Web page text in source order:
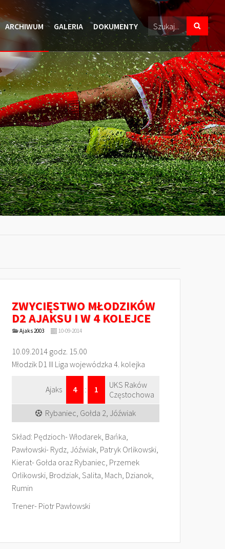
ARCHIWUM GALERIA DOKUMENTY
ZWYCIĘSTWO MŁODZIKÓW
D2 AJAKSU I W 4 KOLEJCE
Ajaks 2003 10-09-2014
10.09.2014 godz. 15.00
Młodzik D1 III Liga wojewódzka 4. kolejka
Ajaks 4 : 1
UKS Raków
Częstochowa
Rybaniec, Gołda 2, Jóźwiak
Skład: Pędzioch- Włodarek, Bańka,
Pawłowski- Rydz, Jóźwiak, Patryk Orlikowski,
Kierat- Gołda oraz Rybaniec, Przemek
Orlikowski, Brodziak, Salita, Mach, Dzianok,
Rumin
Trener- Piotr Pawłowski